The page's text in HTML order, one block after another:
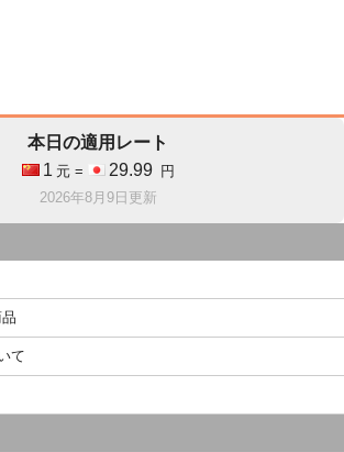
本日の適用レート
1 元 = 29.99
円
2026年8月9日更新
て